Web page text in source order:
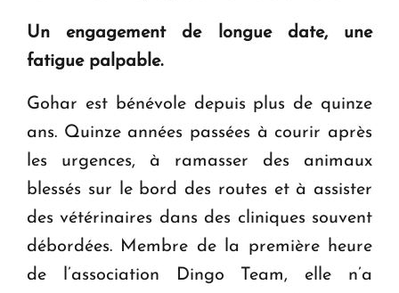
Un engagement de longue date, une
fatigue palpable.
Gohar est bénévole depuis plus de quinze
ans. Quinze années passées à courir après
les urgences, à ramasser des animaux
blessés sur le bord des routes et à assister
des vétérinaires dans des cliniques souvent
débordées. Membre de la première heure
de l’association Dingo Team, elle n’a